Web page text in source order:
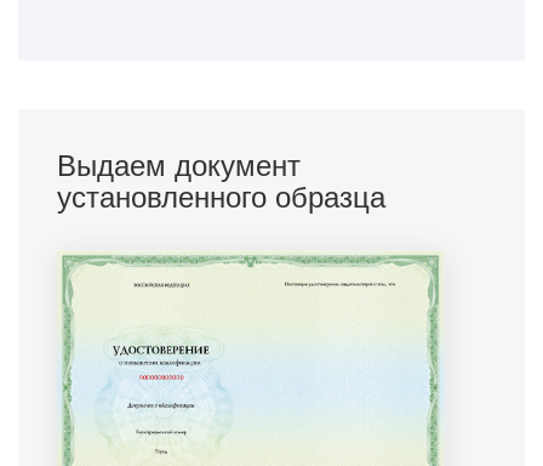
Выдаем документ
установленного образца